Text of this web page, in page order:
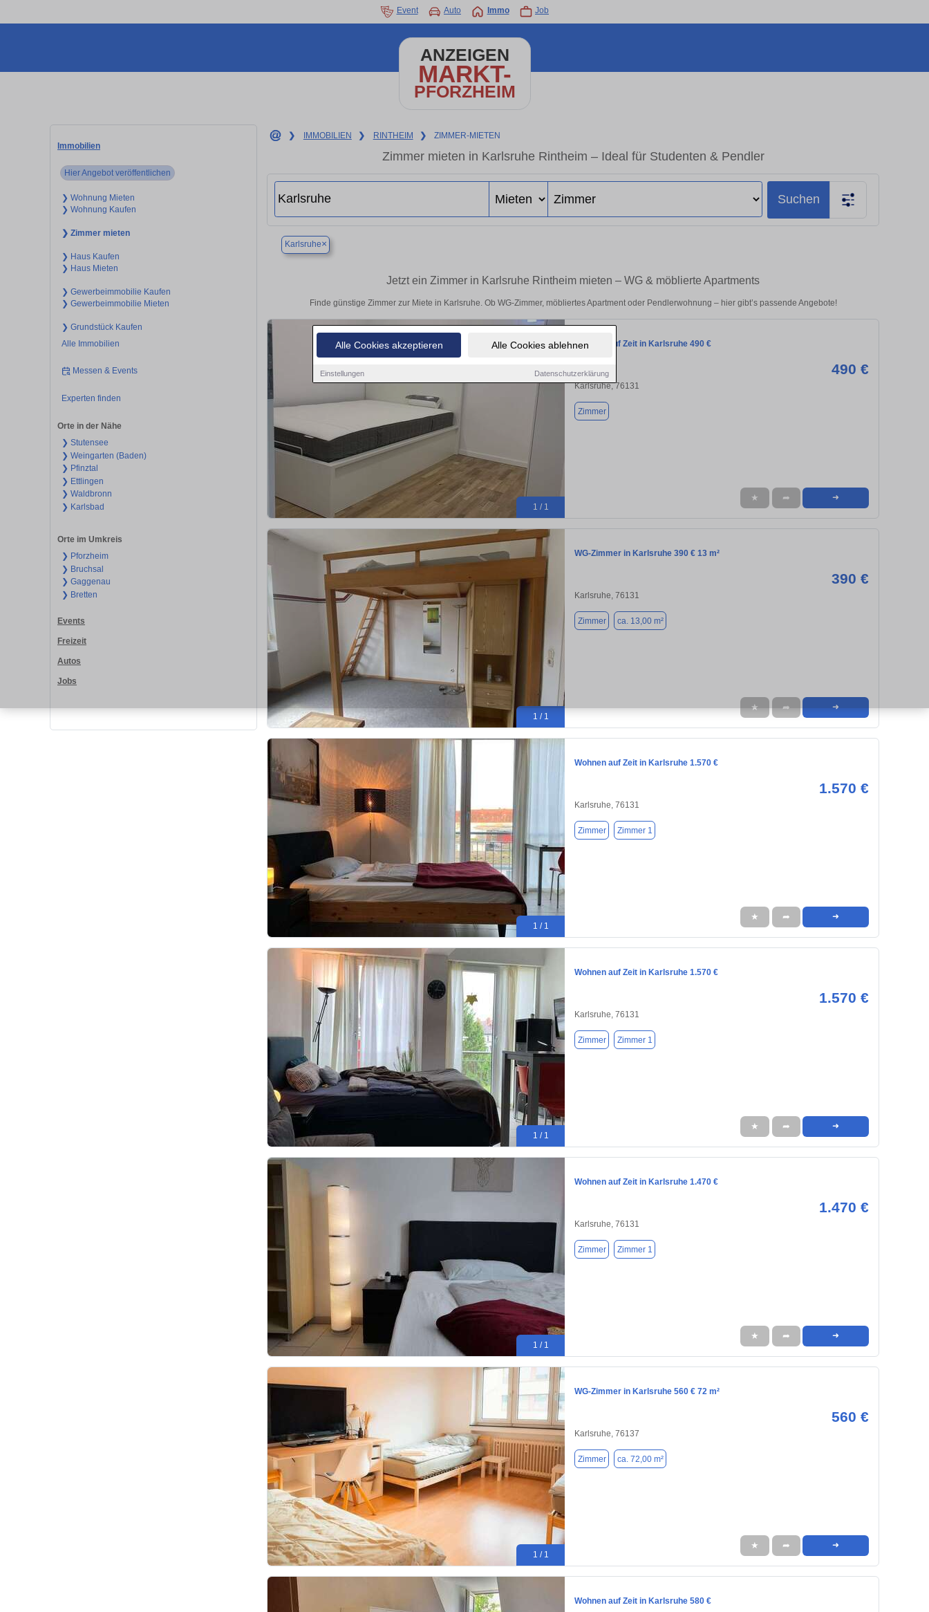
Alle Cookies akzeptieren Alle Cookies ablehnen
Einstellungen Datenschutzerklärung
Event Auto Immo Job
ANZEIGEN
MARKT-
PFORZHEIM
Immobilien
Hier Angebot veröffentlichen
❯ Wohnung Mieten
❯ Wohnung Kaufen
❯ Zimmer mieten
❯ Haus Kaufen
❯ Haus Mieten
❯ Gewerbeimmobilie Kaufen
❯ Gewerbeimmobilie Mieten
❯ Grundstück Kaufen
Alle Immobilien
Messen & Events
Experten finden
Orte in der Nähe
❯ Stutensee
❯ Weingarten (Baden)
❯ Pfinztal
❯ Ettlingen
❯ Waldbronn
❯ Karlsbad
Orte im Umkreis
❯ Pforzheim
❯ Bruchsal
❯ Gaggenau
❯ Bretten
Events
Freizeit
Autos
Jobs
❯ IMMOBILIEN ❯ RINTHEIM ❯ ZIMMER-MIETEN
Zimmer mieten in Karlsruhe Rintheim – Ideal für Studenten & Pendler
Suchen
Karlsruhe×
Jetzt ein Zimmer in Karlsruhe Rintheim mieten – WG & möblierte Apartments
Finde günstige Zimmer zur Miete in Karlsruhe. Ob WG-Zimmer, möbliertes Apartment oder Pendlerwohnung – hier gibt’s passende Angebote!
1 / 1
Wohnen auf Zeit in Karlsruhe 490 €
490 €
Karlsruhe, 76131
Zimmer
★ ➦ ➜
1 / 1
WG-Zimmer in Karlsruhe 390 € 13 m²
390 €
Karlsruhe, 76131
Zimmer ca. 13,00 m²
★ ➦ ➜
1 / 1
Wohnen auf Zeit in Karlsruhe 1.570 €
1.570 €
Karlsruhe, 76131
Zimmer Zimmer 1
★ ➦ ➜
1 / 1
Wohnen auf Zeit in Karlsruhe 1.570 €
1.570 €
Karlsruhe, 76131
Zimmer Zimmer 1
★ ➦ ➜
1 / 1
Wohnen auf Zeit in Karlsruhe 1.470 €
1.470 €
Karlsruhe, 76131
Zimmer Zimmer 1
★ ➦ ➜
1 / 1
WG-Zimmer in Karlsruhe 560 € 72 m²
560 €
Karlsruhe, 76137
Zimmer ca. 72,00 m²
★ ➦ ➜
Wohnen auf Zeit in Karlsruhe 580 €